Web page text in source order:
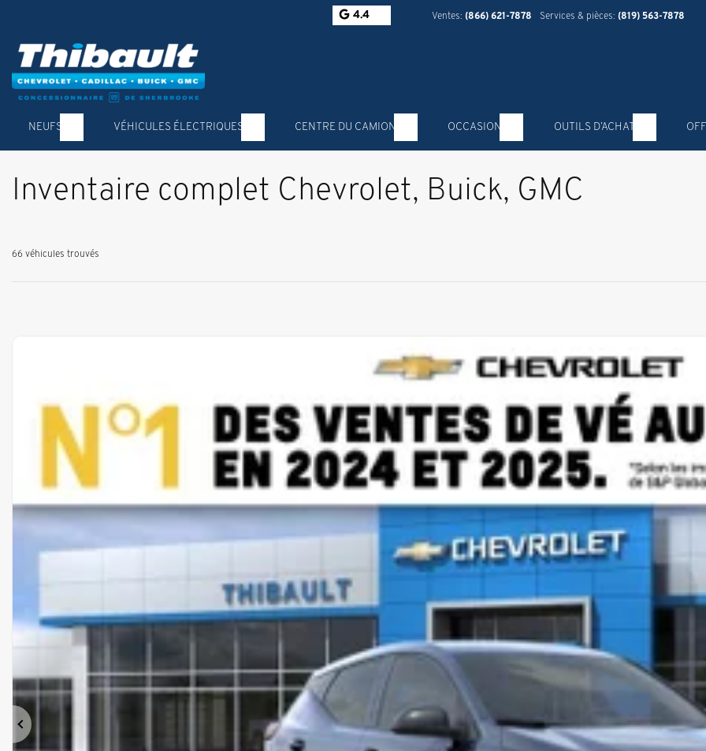
4.4 Ventes: (866) 621-7878 Services & pièces: (819) 563-7878
NEUFS VÉHICULES ÉLECTRIQUES CENTRE DU CAMION OCCASION OUTILS D’ACHAT
Inventaire complet Chevrolet, Buick, GMC
66 véhicules trouvés
Précédent